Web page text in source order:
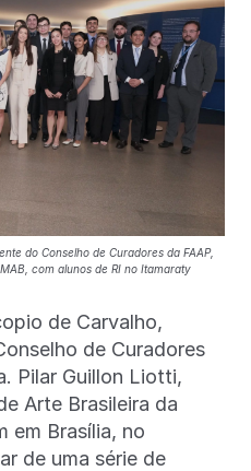
do Conselho de Curadores da FAAP,
com alunos de RI no Itamaraty
de Carvalho,
de Curadores
Pilar Guillon Liotti,
Arte Brasileira da
em Brasília, no
de uma série de